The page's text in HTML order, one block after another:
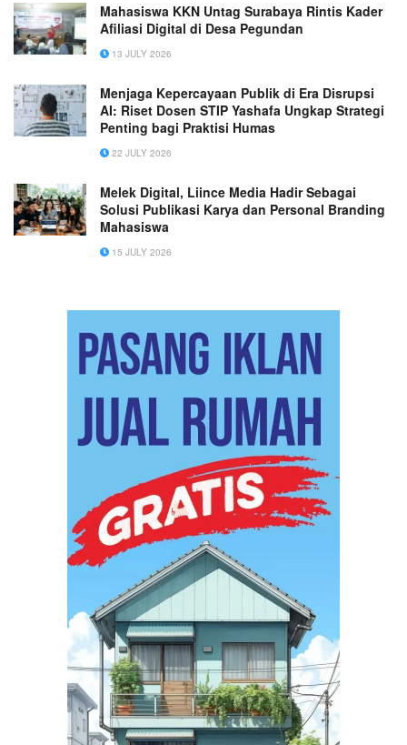
Mahasiswa KKN Untag Surabaya Rintis Kader
Afiliasi Digital di Desa Pegundan
13 JULY 2026
Menjaga Kepercayaan Publik di Era Disrupsi
AI: Riset Dosen STIP Yashafa Ungkap Strategi
Penting bagi Praktisi Humas
22 JULY 2026
Melek Digital, Liince Media Hadir Sebagai
Solusi Publikasi Karya dan Personal Branding
Mahasiswa
15 JULY 2026